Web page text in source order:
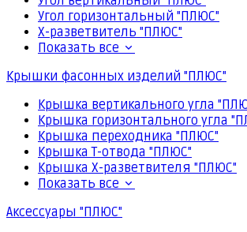
Угол горизонтальный "ПЛЮС"
Х-разветвитель "ПЛЮС"
Показать все
Крышки фасонных изделий "ПЛЮС"
Крышка вертикального угла
Крышка горизонтального угла
Крышка переходника "ПЛЮС"
Крышка Т-отвода "ПЛЮС"
Крышка Х-разветвителя "ПЛЮС"
Показать все
Аксессуары "ПЛЮС"